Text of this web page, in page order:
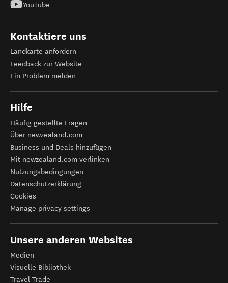
YouTube
Kontaktiere uns
Landkarte anfordern
Feedback zur Website
Ein Problem melden
Hilfe
Häufig gestellte Fragen
Über newzealand.com
Business und Deals hinzufügen
Mit newzealand.com verlinken
Nutzungsbedingungen
Datenschutzerklärung
Cookies
Manage privacy settings
Unsere anderen Websites
Medien
Visuelle Bibliothek
Travel Trade